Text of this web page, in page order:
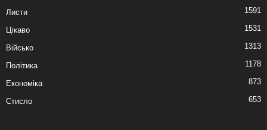
Листи 1591
Цікаво 1531
Військо 1313
Політика 1178
Економіка 873
Стисло 653